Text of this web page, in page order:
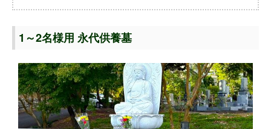
1～2名様用 永代供養墓